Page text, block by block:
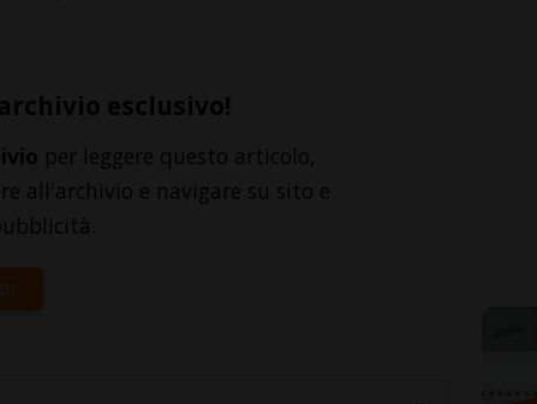
esclusivo!
per leggere questo articolo,
all'archivio e navigare su sito e